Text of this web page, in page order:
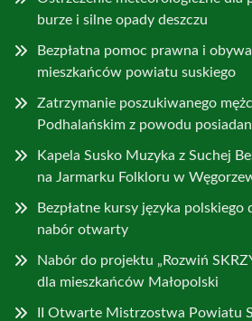
burze i silne opady deszczu
Bezpłatna pomoc prawna i
mieszkańców powiatu suskiego
Zatrzymanie poszukiwanego
Podhalańskim z powodu
Kapela Susko Muzyka z Suchej
na Jarmarku Folkloru w
Bezpłatne kursy języka
nabór otwarty
Nabór do projektu „Rozwiń
dla mieszkańców Małopolski
II Otwarte Mistrzostwa Powiatu